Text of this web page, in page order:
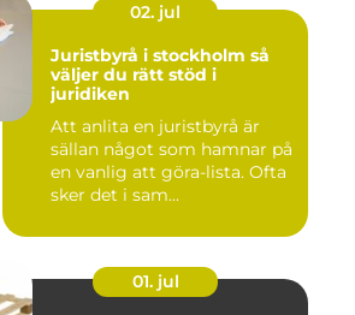
02. jul
Juristbyrå i stockholm så
väljer du rätt stöd i
juridiken
Att anlita en juristbyrå är
sällan något som hamnar på
en vanlig att göra-lista. Ofta
sker det i sam...
01. jul